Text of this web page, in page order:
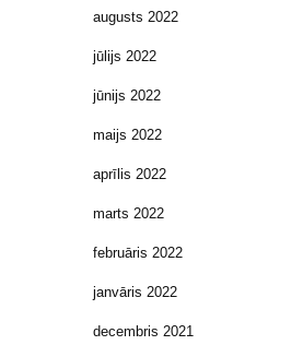
augusts 2022
jūlijs 2022
jūnijs 2022
maijs 2022
aprīlis 2022
marts 2022
februāris 2022
janvāris 2022
decembris 2021